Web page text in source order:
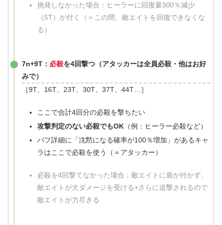
挑発しなかった場合：ヒーラーに回復量300％減少
（5T）が付く（＝この間、敵エイトを回復できなくな
る）
7n+9T： 必殺を4回撃つ（アタッカーは全員必殺・他はお好
みで）
［9T、16T、23T、30T、37T、44T…］
ここで合計4回分の必殺を撃ちたい
攻撃判定のない必殺でもOK（例：ヒーラー必殺など）
バフ詳細に「沈黙になる確率が100％増加」があるキャ
ラはここで必殺を使う（＝アタッカー）
必殺を4回撃てなかった場合：敵エイトに盾が付かず、
敵エイトが大ダメージを受ける+さらに追撃されるので
敵エイトが力尽きる